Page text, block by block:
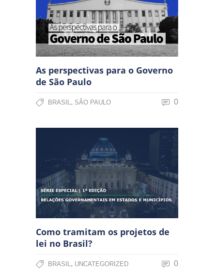
As perspectivas para o Governo
de São Paulo
BRASIL, SÃO PAULO 0
Como tramitam os projetos de
lei no Brasil?
BRASIL, UNCATEGORIZED 0